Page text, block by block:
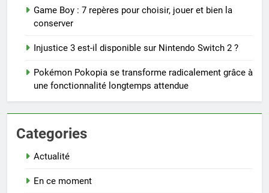
Game Boy : 7 repères pour choisir, jouer et bien la
conserver
Injustice 3 est-il disponible sur Nintendo Switch 2 ?
Pokémon Pokopia se transforme radicalement grâce à
une fonctionnalité longtemps attendue
Categories
Actualité
En ce moment